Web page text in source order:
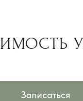
и безинъекционная
в едином